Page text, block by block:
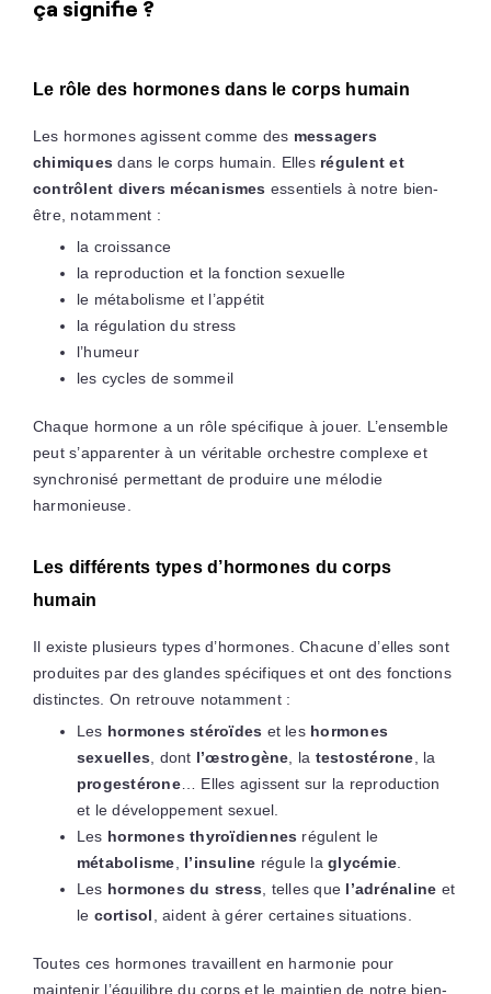
ça signifie ?
Le rôle des hormones dans le corps humain
Les hormones agissent comme des messagers
chimiques dans le corps humain. Elles régulent et
contrôlent divers mécanismes essentiels à notre bien-
être, notamment :
la croissance
la reproduction et la fonction sexuelle
le métabolisme et l’appétit
la régulation du stress
l’humeur
les cycles de sommeil
Chaque hormone a un rôle spécifique à jouer. L’ensemble
peut s’apparenter à un véritable orchestre complexe et
synchronisé permettant de produire une mélodie
harmonieuse.
Les différents types d’hormones du corps
humain
Il existe plusieurs types d’hormones. Chacune d’elles sont
produites par des glandes spécifiques et ont des fonctions
distinctes. On retrouve notamment :
Les hormones stéroïdes et les hormones
sexuelles , dont l’œstrogène , la testostérone , la
progestérone… Elles agissent sur la reproduction
et le développement sexuel.
Les hormones thyroïdiennes régulent le
métabolisme
l’insuline régule laglycémie
Les hormones du stress , telles que l’adrénaline et
le cortisol , aident à gérer certaines situations.
Toutes ces hormones travaillent en harmonie pour
maintenir l’équilibre du corps et le maintien de notre bien-